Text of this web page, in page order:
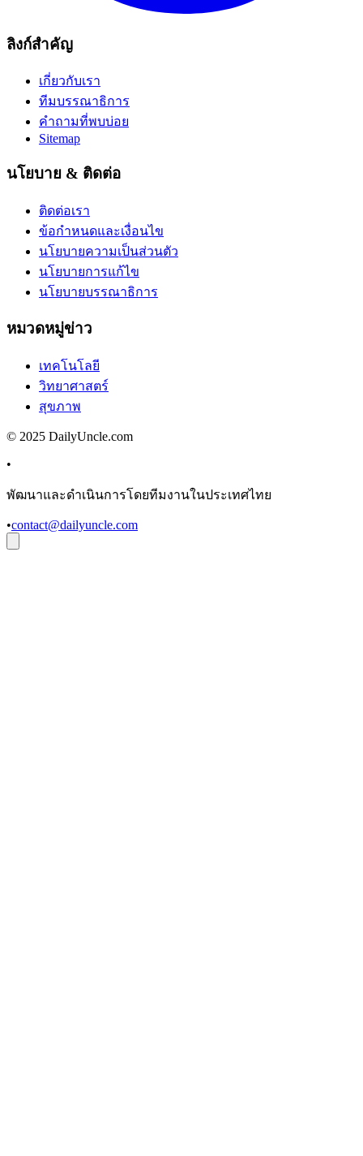
ลิงก์สำคัญ
เกี่ยวกับเรา
ทีมบรรณาธิการ
คำถามที่พบบ่อย
Sitemap
นโยบาย & ติดต่อ
ติดต่อเรา
ข้อกำหนดและเงื่อนไข
นโยบายความเป็นส่วนตัว
นโยบายการแก้ไข
นโยบายบรรณาธิการ
หมวดหมู่ข่าว
เทคโนโลยี
วิทยาศาสตร์
สุขภาพ
© 2025 DailyUncle.com
•
พัฒนาและดำเนินการโดยทีมงานในประเทศไทย
•contact@dailyuncle.com